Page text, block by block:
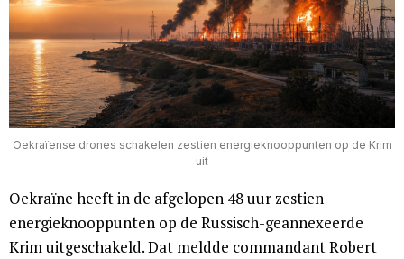
Oekraïense drones schakelen zestien energieknooppunten op de Krim
uit
Oekraïne heeft in de afgelopen 48 uur zestien
energieknooppunten op de Russisch-geannexeerde
Krim uitgeschakeld. Dat meldde commandant Robert